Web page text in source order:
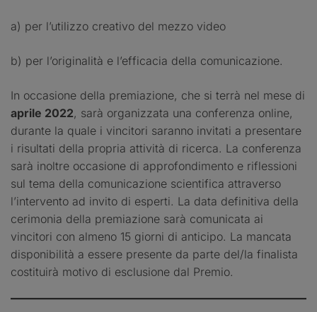
a) per l’utilizzo creativo del mezzo video
b) per l’originalità e l’efficacia della comunicazione.
In occasione della premiazione, che si terrà nel mese di
aprile 2022, sarà organizzata una conferenza online,
durante la quale i vincitori saranno invitati a presentare
i risultati della propria attività di ricerca. La conferenza
sarà inoltre occasione di approfondimento e riflessioni
sul tema della comunicazione scientifica attraverso
l’intervento ad invito di esperti. La data definitiva della
cerimonia della premiazione sarà comunicata ai
vincitori con almeno 15 giorni di anticipo. La mancata
disponibilità a essere presente da parte del/la finalista
costituirà motivo di esclusione dal Premio.